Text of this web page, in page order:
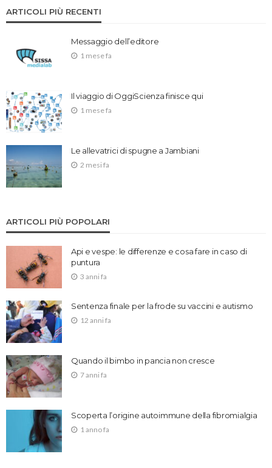
ARTICOLI PIÙ RECENTI
Messaggio dell’editore
1 mese fa
Il viaggio di OggiScienza finisce qui
1 mese fa
Le allevatrici di spugne a Jambiani
2 mesi fa
ARTICOLI PIÙ POPOLARI
Api e vespe: le differenze e cosa fare in caso di
puntura
3 anni fa
Sentenza finale per la frode su vaccini e autismo
12 anni fa
Quando il bimbo in pancia non cresce
7 anni fa
Scoperta l’origine autoimmune della fibromialgia
1 anno fa